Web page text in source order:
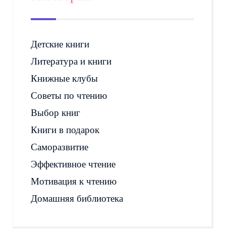
Детские книги
Литература и книги
Книжные клубы
Советы по чтению
Выбор книг
Книги в подарок
Саморазвитие
Эффективное чтение
Мотивация к чтению
Домашняя библиотека